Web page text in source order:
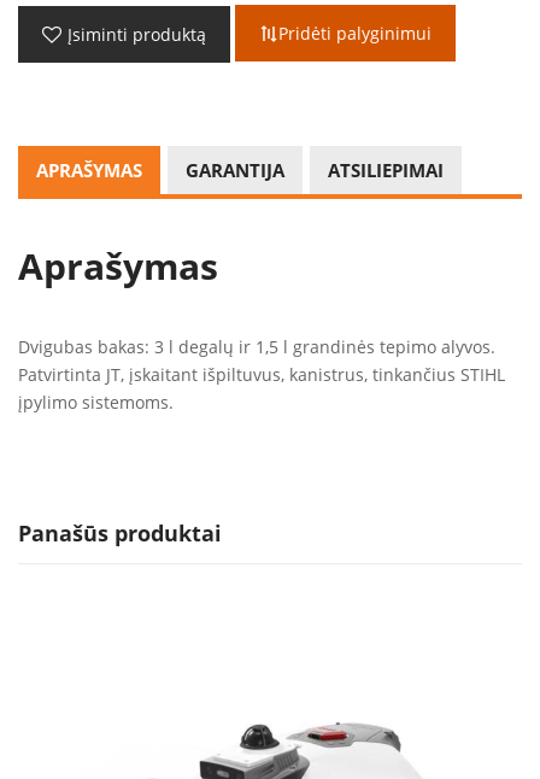
Įsiminti produktą Pridėti palyginimui
APRAŠYMAS GARANTIJA ATSILIEPIMAI
Aprašymas
Dvigubas bakas: 3 l degalų ir 1,5 l grandinės tepimo alyvos.
Patvirtinta JT, įskaitant išpiltuvus, kanistrus, tinkančius STIHL
įpylimo sistemoms.
Panašūs produktai